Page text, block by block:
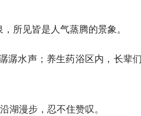
所见皆是人气蒸腾的景象。
潺水声；养生药浴区内，长辈们
湖漫步，忍不住赞叹。